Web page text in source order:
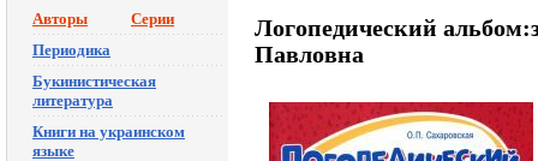
Авторы
Серии
Периодика
Букинистическая
литература
Книги на украинском
языке
Логопедический
Павловна